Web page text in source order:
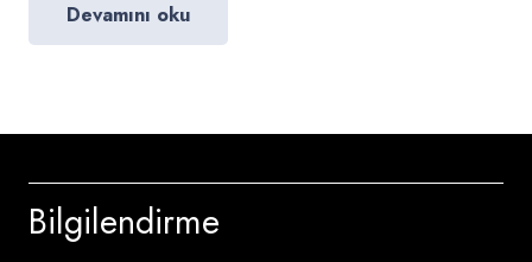
Devamını oku
Bilgilendirme